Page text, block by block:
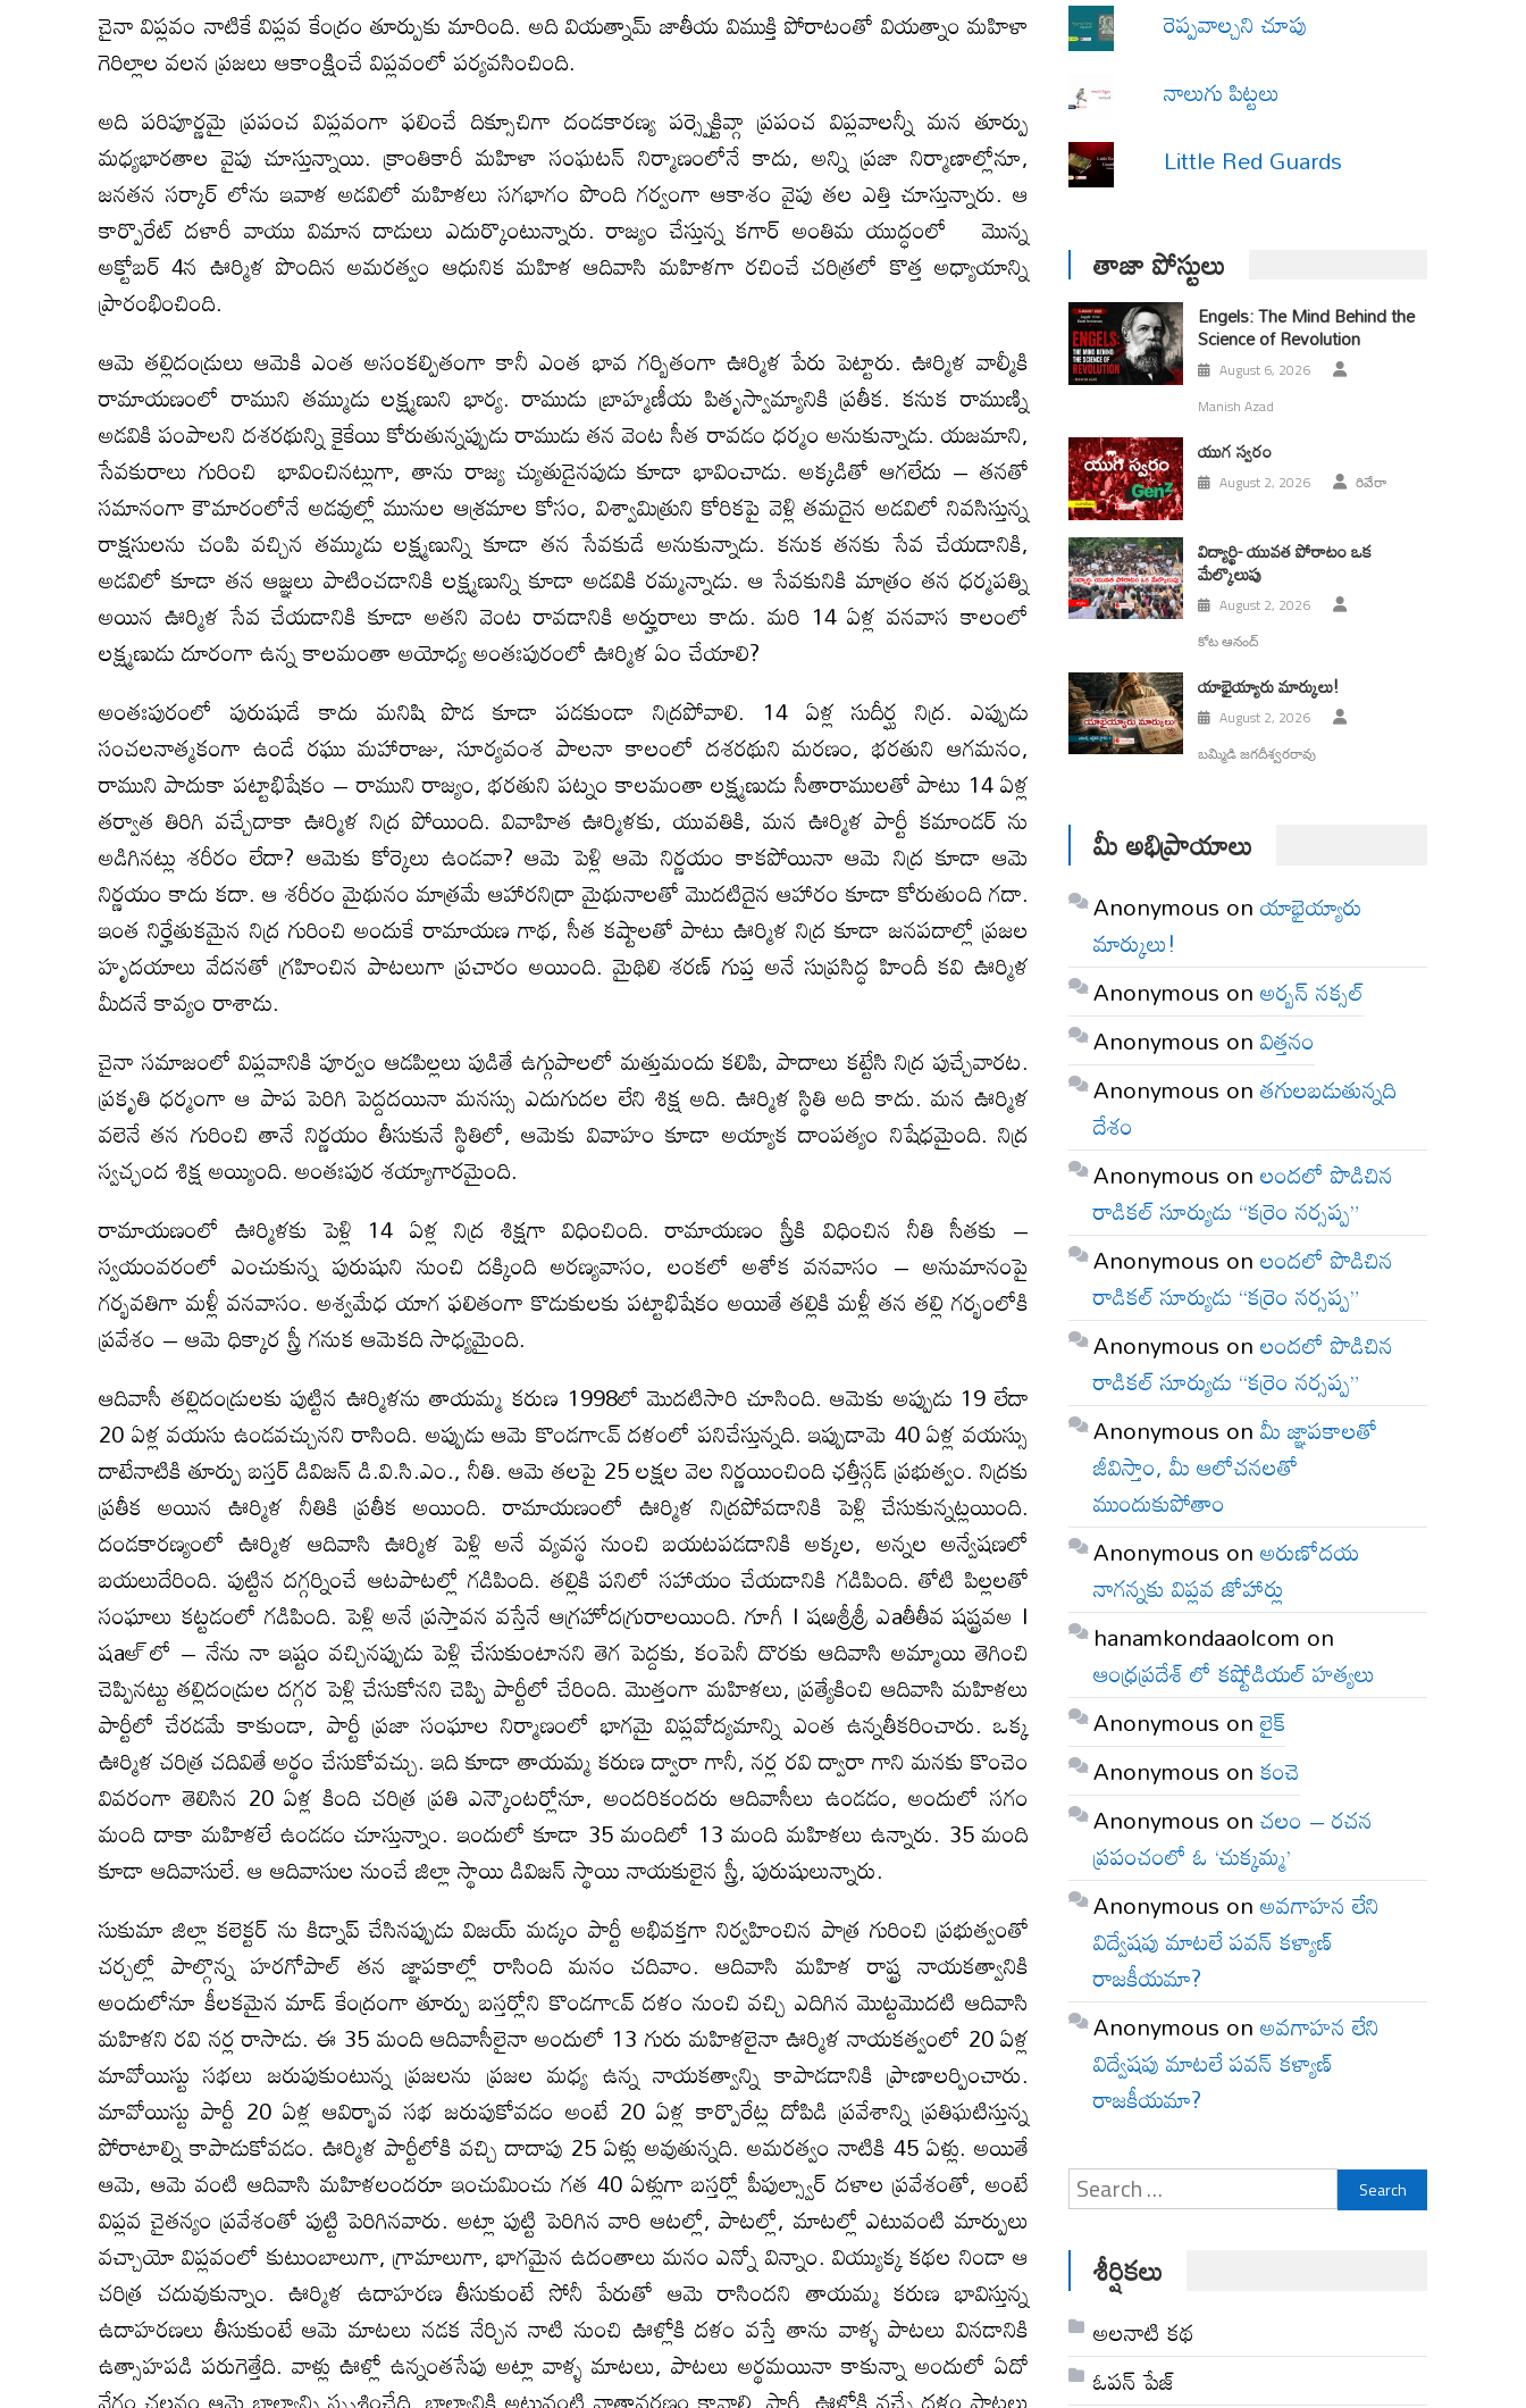
చైనా విప్లవం నాటికే విప్లవ కేంద్రం తూర్పుకు మారింది. అది వియత్నామ్ జాతీయ విముక్తి పోరాటంతో వియత్నాం మహిళా
గెరిల్లాల వలన ప్రజలు ఆకాంక్షించే విప్లవంలో పర్యవసించింది.
అది పరిపూర్ణమై ప్రపంచ విప్లవంగా ఫలించే దిక్సూచిగా దండకారణ్య పర్స్పెక్టివ్గా ప్రపంచ విప్లవాలన్నీ మన తూర్పు
మధ్యభారతాల వైపు చూస్తున్నాయి. క్రాంతికారీ మహిళా సంఘటన్ నిర్మాణంలోనే కాదు, అన్ని ప్రజా నిర్మాణాల్లోనూ,
జనతన సర్కార్ లోను ఇవాళ అడవిలో మహిళలు సగభాగం పొంది గర్వంగా ఆకాశం వైపు తల ఎత్తి చూస్తున్నారు. ఆ
కార్పొరేట్ దళారీ వాయు విమాన దాడులు ఎదుర్కొంటున్నారు. రాజ్యం చేస్తున్న కగార్ అంతిమ యుద్ధంలో మొన్న
అక్టోబర్ 4న ఊర్మిళ పొందిన అమరత్వం ఆధునిక మహిళ ఆదివాసి మహిళగా రచించే చరిత్రలో కొత్త అధ్యాయాన్ని
ప్రారంభించింది.
ఆమె తల్లిదండ్రులు ఆమెకి ఎంత అసంకల్పితంగా కానీ ఎంత భావ గర్బితంగా ఊర్మిళ పేరు పెట్టారు. ఊర్మిళ వాల్మీకి
రామాయణంలో రాముని తమ్ముడు లక్ష్మణుని భార్య. రాముడు బ్రాహ్మణీయ పితృస్వామ్యానికి ప్రతీక. కనుక రాముణ్ని
అడవికి పంపాలని దశరథున్ని కైకేయి కోరుతున్నప్పుడు రాముడు తన వెంట సీత రావడం ధర్మం అనుకున్నాడు. యజమాని,
సేవకురాలు గురించి భావించినట్లుగా, తాను రాజ్య చ్యుతుడైనపుడు కూడా భావించాడు. అక్కడితో ఆగలేదు – తనతో
సమానంగా కౌమారంలోనే అడవుల్లో మునుల ఆశ్రమాల కోసం, విశ్వామిత్రుని కోరికపై వెళ్లి తమదైన అడవిలో నివసిస్తున్న
రాక్షసులను చంపి వచ్చిన తమ్ముడు లక్ష్మణున్ని కూడా తన సేవకుడే అనుకున్నాడు. కనుక తనకు సేవ చేయడానికి,
అడవిలో కూడా తన ఆజ్ఞలు పాటించడానికి లక్ష్మణున్ని కూడా అడవికి రమ్మన్నాడు. ఆ సేవకునికి మాత్రం తన ధర్మపత్ని
అయిన ఊర్మిళ సేవ చేయడానికి కూడా అతని వెంట రావడానికి అర్హురాలు కాదు. మరి 14 ఏళ్ల వనవాస కాలంలో
లక్ష్మణుడు దూరంగా ఉన్న కాలమంతా అయోధ్య అంతఃపురంలో ఊర్మిళ ఏం చేయాలి?
అంతఃపురంలో పురుషుడే కాదు మనిషి పొడ కూడా పడకుండా నిద్రపోవాలి. 14 ఏళ్ల సుదీర్ఘ నిద్ర. ఎప్పుడు
సంచలనాత్మకంగా ఉండే రఘు మహారాజు, సూర్యవంశ పాలనా కాలంలో దశరథుని మరణం, భరతుని ఆగమనం,
రాముని పాదుకా పట్టాభిషేకం – రాముని రాజ్యం, భరతుని పట్నం కాలమంతా లక్ష్మణుడు సీతారాములతో పాటు 14 ఏళ్ల
తర్వాత తిరిగి వచ్చేదాకా ఊర్మిళ నిద్ర పోయింది. వివాహిత ఊర్మిళకు, యువతికి, మన ఊర్మిళ పార్టీ కమాండర్ ను
అడిగినట్లు శరీరం లేదా? ఆమెకు కోర్కెలు ఉండవా? ఆమె పెళ్లి ఆమె నిర్ణయం కాకపోయినా ఆమె నిద్ర కూడా ఆమె
నిర్ణయం కాదు కదా. ఆ శరీరం మైథునం మాత్రమే ఆహారనిద్రా మైథునాలతో మొదటిదైన ఆహారం కూడా కోరుతుంది గదా.
ఇంత నిర్హేతుకమైన నిద్ర గురించి అందుకే రామాయణ గాథ, సీత కష్టాలతో పాటు ఊర్మిళ నిద్ర కూడా జనపదాల్లో ప్రజల
హృదయాలు వేదనతో గ్రహించిన పాటలుగా ప్రచారం అయింది. మైథిలి శరణ్ గుప్త అనే సుప్రసిద్ధ హిందీ కవి ఊర్మిళ
మీదనే కావ్యం రాశాడు.
చైనా సమాజంలో విప్లవానికి పూర్వం ఆడపిల్లలు పుడితే ఉగ్గుపాలలో మత్తుమందు కలిపి, పాదాలు కట్టేసి నిద్ర పుచ్చేవారట.
ప్రకృతి ధర్మంగా ఆ పాప పెరిగి పెద్దదయినా మనస్సు ఎదుగుదల లేని శిక్ష అది. ఊర్మిళ స్థితి అది కాదు. మన ఊర్మిళ
వలెనే తన గురించి తానే నిర్ణయం తీసుకునే స్థితిలో, ఆమెకు వివాహం కూడా అయ్యాక దాంపత్యం నిషేధమైంది. నిద్ర
స్వచ్ఛంద శిక్ష అయ్యింది. అంతఃపుర శయ్యాగారమైంది.
రామాయణంలో ఊర్మిళకు పెళ్లి 14 ఏళ్ల నిద్ర శిక్షగా విధించింది. రామాయణం స్త్రీకి విధించిన నీతి సీతకు –
స్వయంవరంలో ఎంచుకున్న పురుషుని నుంచి దక్కింది అరణ్యవాసం, లంకలో అశోక వనవాసం – అనుమానంపై
గర్భవతిగా మళ్లీ వనవాసం. అశ్వమేధ యాగ ఫలితంగా కొడుకులకు పట్టాభిషేకం అయితే తల్లికి మళ్లీ తన తల్లి గర్భంలోకి
ప్రవేశం – ఆమె ధిక్కార స్త్రీ గనుక ఆమెకది సాధ్యమైంది.
ఆదివాసీ తల్లిదండ్రులకు పుట్టిన ఊర్మిళను తాయమ్మ కరుణ 1998లో మొదటిసారి చూసింది. ఆమెకు అప్పుడు 19 లేదా
20 ఏళ్ల వయసు ఉండవచ్చునని రాసింది. అప్పుడు ఆమె కొండగాఁవ్ దళంలో పనిచేస్తున్నది. ఇప్పుడామె 40 ఏళ్ల వయస్సు
దాటేనాటికి తూర్పు బస్తర్ డివిజన్ డి.వి.సి.ఎం., నీతి. ఆమె తలపై 25 లక్షల వెల నిర్ణయించింది ఛత్తీస్గడ్ ప్రభుత్వం. నిద్రకు
ప్రతీక అయిన ఊర్మిళ నీతికి ప్రతీక అయింది. రామాయణంలో ఊర్మిళ నిద్రపోవడానికి పెళ్లి చేసుకున్నట్లయింది.
దండకారణ్యంలో ఊర్మిళ ఆదివాసి ఊర్మిళ పెళ్లి అనే వ్యవస్థ నుంచి బయటపడడానికి అక్కల, అన్నల అన్వేషణలో
బయలుదేరింది. పుట్టిన దగ్గర్నించే ఆటపాటల్లో గడిపింది. తల్లికి పనిలో సహాయం చేయడానికి గడిపింది. తోటి పిల్లలతో
సంఘాలు కట్టడంలో గడిపింది. పెళ్లి అనే ప్రస్తావన వస్తేనే ఆగ్రహోదగ్రురాలయింది. గూగీ I షఱశ్రీశ్రీ ఎaతీతీవ షష్ట్రవఅ I
షaఅ్ లో – నేను నా ఇష్టం వచ్చినప్పుడు పెళ్లి చేసుకుంటానని తెగ పెద్దకు, కంపెనీ దొరకు ఆదివాసి అమ్మాయి తెగించి
చెప్పినట్టు తల్లిదండ్రుల దగ్గర పెళ్లి చేసుకోనని చెప్పి పార్టీలో చేరింది. మొత్తంగా మహిళలు, ప్రత్యేకించి ఆదివాసి మహిళలు
పార్టీలో చేరడమే కాకుండా, పార్టీ ప్రజా సంఘాల నిర్మాణంలో భాగమై విప్లవోద్యమాన్ని ఎంత ఉన్నతీకరించారు. ఒక్క
ఊర్మిళ చరిత్ర చదివితే అర్థం చేసుకోవచ్చు. ఇది కూడా తాయమ్మ కరుణ ద్వారా గానీ, నర్ల రవి ద్వారా గాని మనకు కొంచెం
వివరంగా తెలిసిన 20 ఏళ్ల కింది చరిత్ర ప్రతి ఎన్కౌంటర్లోనూ, అందరికందరు ఆదివాసీలు ఉండడం, అందులో సగం
మంది దాకా మహిళలే ఉండడం చూస్తున్నాం. ఇందులో కూడా 35 మందిలో 13 మంది మహిళలు ఉన్నారు. 35 మంది
కూడా ఆదివాసులే. ఆ ఆదివాసుల నుంచే జిల్లా స్థాయి డివిజన్ స్థాయి నాయకులైన స్త్రీ, పురుషులున్నారు.
సుకుమా జిల్లా కలెక్టర్ ను కిడ్నాప్ చేసినప్పుడు విజయ్ మడ్కం పార్టీ అభివక్తగా నిర్వహించిన పాత్ర గురించి ప్రభుత్వంతో
చర్చల్లో పాల్గొన్న హరగోపాల్ తన జ్ఞాపకాల్లో రాసింది మనం చదివాం. ఆదివాసి మహిళ రాష్ట్ర నాయకత్వానికి
అందులోనూ కీలకమైన మాడ్ కేంద్రంగా తూర్పు బస్తర్లోని కొండగాఁవ్ దళం నుంచి వచ్చి ఎదిగిన మొట్టమొదటి ఆదివాసి
మహిళని రవి నర్ల రాసాడు. ఈ 35 మంది ఆదివాసీలైనా అందులో 13 గురు మహిళలైనా ఊర్మిళ నాయకత్వంలో 20 ఏళ్ల
మావోయిస్టు సభలు జరుపుకుంటున్న ప్రజలను ప్రజల మధ్య ఉన్న నాయకత్వాన్ని కాపాడడానికి ప్రాణాలర్పించారు.
మావోయిస్టు పార్టీ 20 ఏళ్ల ఆవిర్భావ సభ జరుపుకోవడం అంటే 20 ఏళ్ల కార్పొరేట్ల దోపిడి ప్రవేశాన్ని ప్రతిఘటిస్తున్న
పోరాటాల్ని కాపాడుకోవడం. ఊర్మిళ పార్టీలోకి వచ్చి దాదాపు 25 ఏళ్లు అవుతున్నది. అమరత్వం నాటికి 45 ఏళ్లు. అయితే
ఆమె, ఆమె వంటి ఆదివాసి మహిళలందరూ ఇంచుమించు గత 40 ఏళ్లుగా బస్తర్లో పీపుల్స్వార్ దళాల ప్రవేశంతో, అంటే
విప్లవ చైతన్యం ప్రవేశంతో పుట్టి పెరిగినవారు. అట్లా పుట్టి పెరిగిన వారి ఆటల్లో, పాటల్లో, మాటల్లో ఎటువంటి మార్పులు
వచ్చాయో విప్లవంలో కుటుంబాలుగా, గ్రామాలుగా, భాగమైన ఉదంతాలు మనం ఎన్నో విన్నాం. వియ్యుక్క కథల నిండా ఆ
చరిత్ర చదువుకున్నాం. ఊర్మిళ ఉదాహరణ తీసుకుంటే సోనీ పేరుతో ఆమె రాసిందని తాయమ్మ కరుణ భావిస్తున్న
ఉదాహరణలు తీసుకుంటే ఆమె మాటలు నడక నేర్చిన నాటి నుంచి ఊళ్లోకి దళం వస్తే తాను వాళ్ళ పాటలు వినడానికి
ఉత్సాహపడి పరుగెత్తేది. వాళ్లు ఊళ్లో ఉన్నంతసేపు అట్లా వాళ్ళ మాటలు, పాటలు అర్థమయినా కాకున్నా అందులో ఏదో
రెప్పవాల్చని చూపు
నాలుగు పిట్టలు
Little Red Guards
తాజా పోస్టులు
Engels: The Mind Behind the
Science of Revolution
August 6, 2026
Manish Azad
యుగ స్వ‌రం
August 2, 2026 రివేరా
విద్యార్థి- యువత పోరాటం ఒక
మేల్కొలుపు
August 2, 2026
కోట ఆనంద్
యాభైయ్యారు మార్కులు!
August 2, 2026
బమ్మిడి జగదీశ్వరరావు
మీ అభిప్రాయాలు
Anonymous onయాభైయ్యారు
మార్కులు!
Anonymous onఅర్బన్ నక్సల్
Anonymous onవిత్తనం
Anonymous onతగులబడుతున్నది
దేశం
Anonymous onలందలో పొడిచిన
రాడికల్ సూర్యుడు “కర్రెం నర్సప్ప”
Anonymous onలందలో పొడిచిన
రాడికల్ సూర్యుడు “కర్రెం నర్సప్ప”
Anonymous onలందలో పొడిచిన
రాడికల్ సూర్యుడు “కర్రెం నర్సప్ప”
Anonymous onమీ జ్ఞాపకాలతో
జీవిస్తాం, మీ ఆలోచనలతో
ముందుకుపోతాం
Anonymous onఅరుణోదయ
నాగన్నకు విప్లవ జోహార్లు
hanamkondaaolcom on
ఆంధ్రప్రదేశ్ లో కష్టోడియల్ హత్యలు
Anonymous onలైక్
Anonymous onకంచె
Anonymous onచలం – రచన
ప్రపంచంలో ఓ ‘చుక్కమ్మ’
Anonymous onఅవగాహన లేని
విద్వేషపు మాటలే పవన్ కళ్యాణ్
రాజకీయమా?
Anonymous onఅవగాహన లేని
విద్వేషపు మాటలే పవన్ కళ్యాణ్
రాజకీయమా?
Search
for:
శీర్షికలు
అల‌నాటి క‌థ‌
ఓపన్ పేజ్